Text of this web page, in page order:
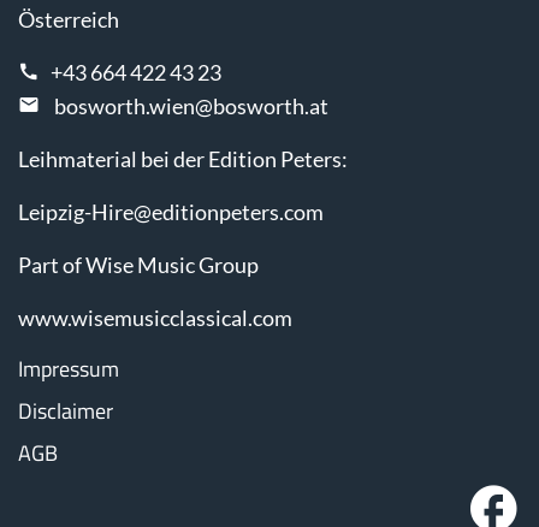
Österreich
+43 664 422 43 23
bosworth.wien@bosworth.at
Leihmaterial bei der Edition Peters:
Leipzig-Hire@editionpeters.com
Part of Wise Music Group
www.wisemusicclassical.com
Impressum
Disclaimer
AGB